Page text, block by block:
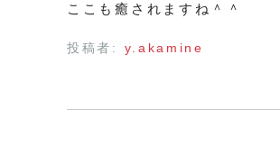
ここも癒されますね＾＾
投稿者: y.akamine